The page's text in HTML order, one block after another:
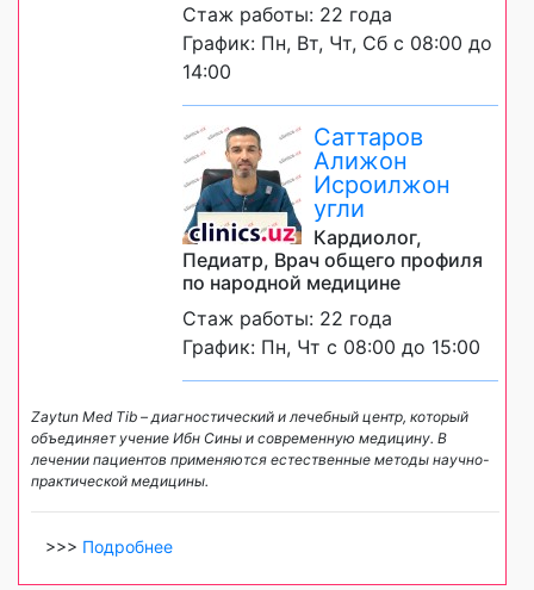
Стаж работы: 22 года
График: Пн, Вт, Чт, Сб с 08:00 до
14:00
Саттаров
Алижон
Исроилжон
угли
Кардиолог,
Педиатр, Врач общего профиля
по народной медицине
Стаж работы: 22 года
График: Пн, Чт с 08:00 до 15:00
Zaytun Med Tib – диагностический и лечебный центр, который
объединяет учение Ибн Сины и современную медицину. В
лечении пациентов применяются естественные методы научно-
практической медицины.
>>> Подробнее